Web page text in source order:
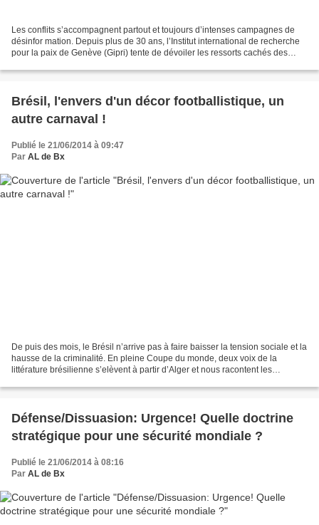
Les conflits s’accompagnent partout et toujours d’intenses campagnes de
désinfor mation. Depuis plus de 30 ans, l’Institut international de recherche
pour la paix de Genève (Gipri) tente de dévoiler les ressorts cachés des
Brésil, l'envers d'un décor footballistique, un
autre carnaval !
Publié le 21/06/2014 à 09:47
Par AL de Bx
De puis des mois, le Brésil n’arrive pas à faire baisser la tension sociale et la
hausse de la criminalité. En pleine Coupe du monde, deux voix de la
littérature brésilienne s’elèvent à partir d’Alger et nous racontent les
Défense/Dissuasion: Urgence! Quelle doctrine
stratégique pour une sécurité mondiale ?
Publié le 21/06/2014 à 08:16
Par AL de Bx